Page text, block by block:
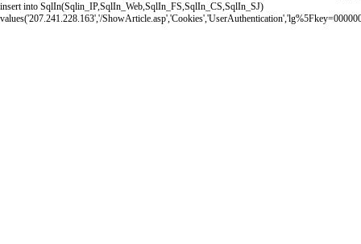
insert into SqlIn(Sqlin_IP,SqlIn_Web,SqlIn_FS,SqlIn_CS,SqlIn_SJ)
values('207.241.228.163','/